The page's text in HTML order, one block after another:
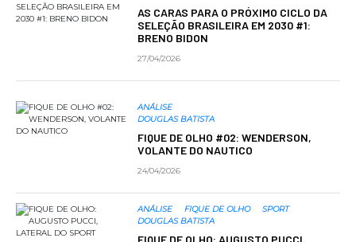
AS CARAS PARA O PRÓXIMO CICLO DA
SELEÇÃO BRASILEIRA EM 2030 #1:
BRENO BIDON
27/04/2026
ANÁLISE
DOUGLAS BATISTA
FIQUE DE OLHO #02: WENDERSON,
VOLANTE DO NAUTICO
24/04/2026
ANÁLISE FIQUE DE OLHO
SPORT
DOUGLAS BATISTA
FIQUE DE OLHO: AUGUSTO PUCCI,